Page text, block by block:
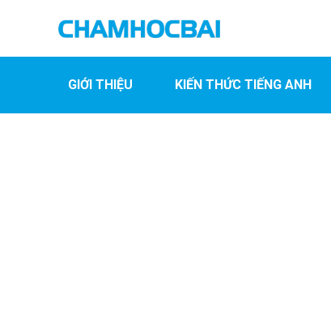
GIỚI THIỆU KIẾN THỨC TIẾNG ANH